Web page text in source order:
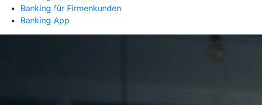
Banking für Firmenkunden
Banking App